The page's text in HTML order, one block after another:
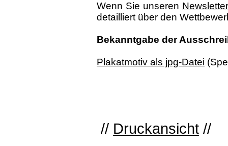
Wenn Sie unseren
detailliert über den
Bekanntgabe der
Plakatmotiv als jpg-Datei
// Druckansicht //